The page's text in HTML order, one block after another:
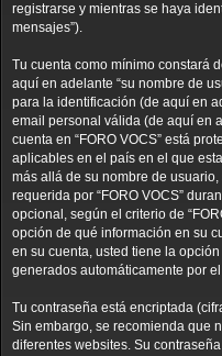
registrarse y mientras se haya
mensajes”).
Tu cuenta como mínimo constará
aquí en adelante “su nombre de
para la identificación (de aquí en
email personal válida (de aquí en
cuenta en “FORO VOCS” está
aplicables en el país en el que
más allá de su nombre de
requerida por “FORO VOCS”
opcional, según el criterio de
opción de qué información en su
en su cuenta, usted tiene la
generados automáticamente por
Tu contraseña está encriptada
Sin embargo, se recomienda que
diferentes websites. Su